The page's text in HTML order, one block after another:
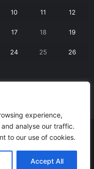
experience,
analyse our traffic.
to our use of cookies.
Accept All
10 11 12
17 18 19
24 25 26
| RexNet